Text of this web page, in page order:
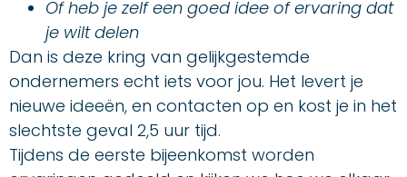
Of heb je zelf een goed idee of ervaring dat
je wilt delen
Dan is deze kring van gelijkgestemde
ondernemers echt iets voor jou. Het levert je
nieuwe ideeën, en contacten op en kost je in het
slechtste geval 2,5 uur tijd.
Tijdens de eerste bijeenkomst worden